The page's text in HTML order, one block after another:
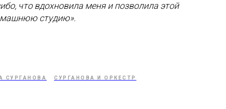
что вдохновила меня и позволила этой
студию».
СУРГАНОВА СУРГАНОВА И ОРКЕСТР